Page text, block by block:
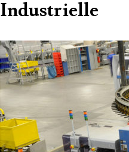
Industrielle